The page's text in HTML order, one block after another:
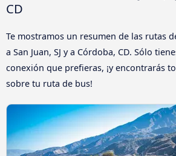
CD
Te mostramos un resumen de las rutas
a San Juan, SJ y a Córdoba, CD. Sólo
conexión que prefieras, ¡y encontrarás
sobre tu ruta de bus!